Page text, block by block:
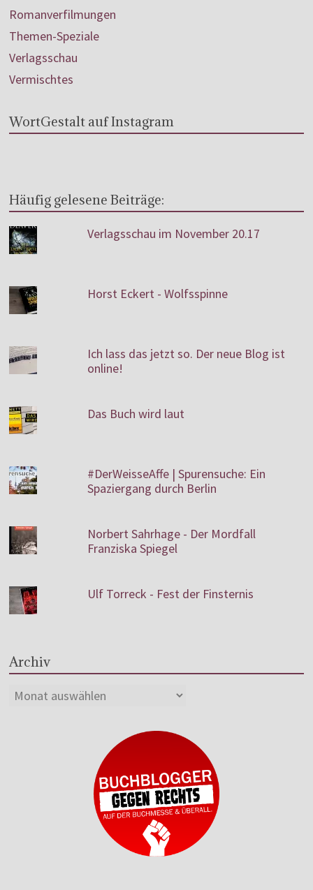
Romanverfilmungen
Themen-Speziale
Verlagsschau
Vermischtes
WortGestalt auf Instagram
Häufig gelesene Beiträge:
Verlagsschau im November 20.17
Horst Eckert - Wolfsspinne
Ich lass das jetzt so. Der neue Blog ist
online!
Das Buch wird laut
#DerWeisseAffe | Spurensuche: Ein
Spaziergang durch Berlin
Norbert Sahrhage - Der Mordfall
Franziska Spiegel
Ulf Torreck - Fest der Finsternis
Archiv